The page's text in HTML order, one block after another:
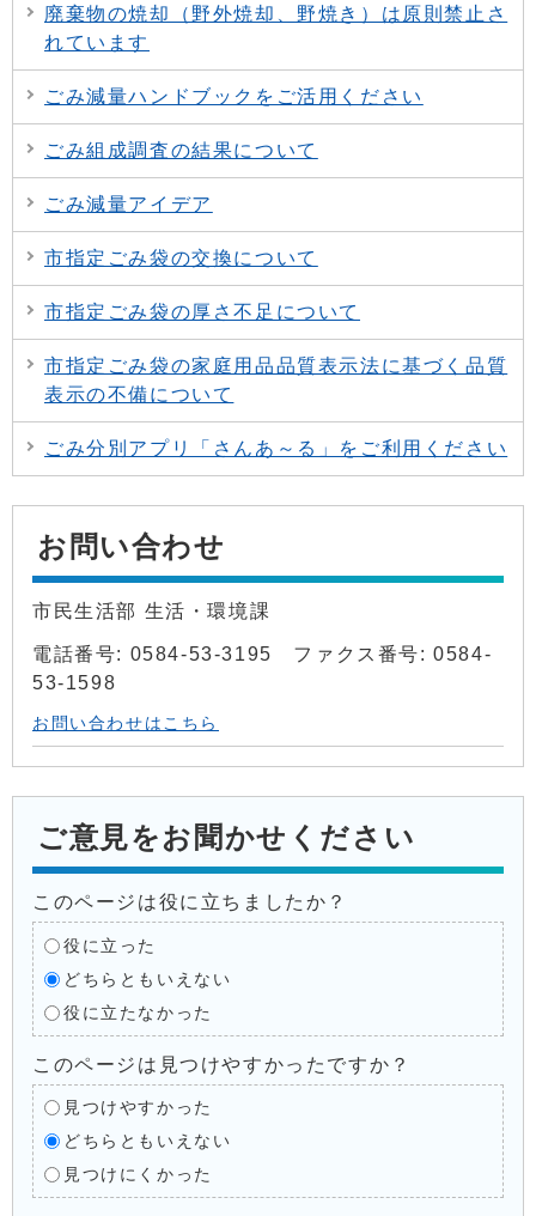
廃棄物の焼却（野外焼却、野焼き）は原則禁止さ
れています
ごみ減量ハンドブックをご活用ください
ごみ組成調査の結果について
ごみ減量アイデア
市指定ごみ袋の交換について
市指定ごみ袋の厚さ不足について
市指定ごみ袋の家庭用品品質表示法に基づく品質
表示の不備について
ごみ分別アプリ「さんあ～る」をご利用ください
お問い合わせ
市民生活部 生活・環境課
電話番号: 0584-53-3195 ファクス番号: 0584-
53-1598
お問い合わせはこちら
ご意見をお聞かせください
このページは役に立ちましたか？
役に立った
どちらともいえない
役に立たなかった
このページは見つけやすかったですか？
見つけやすかった
どちらともいえない
見つけにくかった